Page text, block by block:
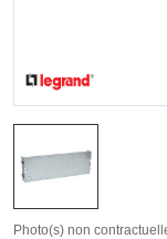
Photo(s) non